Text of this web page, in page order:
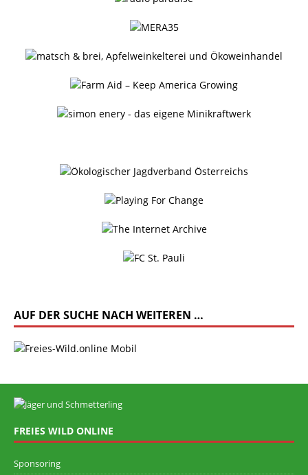
AUF DER SUCHE NACH WEITEREN …
FREIES WILD ONLINE
Sponsoring